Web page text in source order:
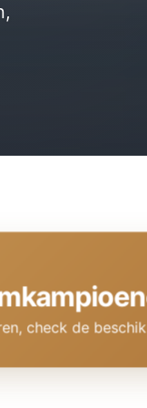
check de